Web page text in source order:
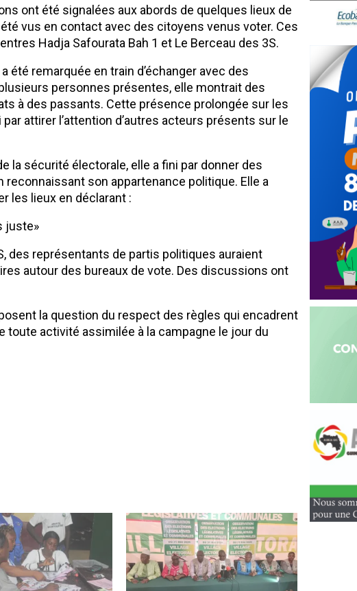
ont été signalées aux abords de quelques lieux de
vus en contact avec des citoyens venus voter. Ces
Hadja Safourata Bah 1 et Le Berceau des 3S.
été remarquée en train d’échanger avec des
personnes présentes, elle montrait des
à des passants. Cette présence prolongée sur les
attirer l’attention d’autres acteurs présents sur le
la sécurité électorale, elle a fini par donner des
son appartenance politique. Elle a
les lieux en déclarant :
juste»
des représentants de partis politiques auraient
autour des bureaux de vote. Des discussions ont
la question du respect des règles qui encadrent
toute activité assimilée à la campagne le jour du